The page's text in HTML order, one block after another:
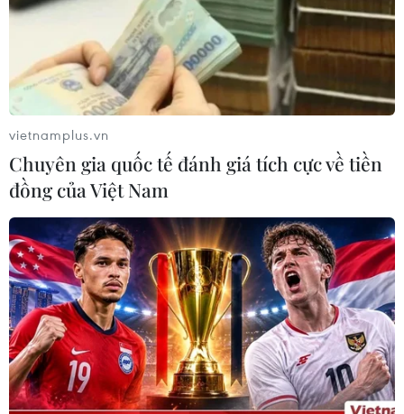
Hàn Quốc: Chính quyền mới để ngỏ khả
năng tổ chức đối thoại liên Triều
Chính quyền mới của Tổng thống Hàn Quốc nhấn mạnh
rằng một hội nghị thượng đỉnh liên Triều cần được tổ
chức "theo cách có thể nhằm góp phần đạt được hòa
bình trên Bán đảo Triều Tiên."
vietnamplus.vn
Chuyên gia quốc tế đánh giá tích cực về tiền
đồng của Việt Nam